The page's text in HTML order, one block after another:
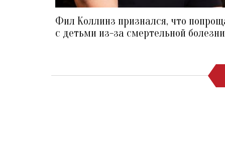
Фил Коллинз признался, что
с детьми из-за смертельной болезни